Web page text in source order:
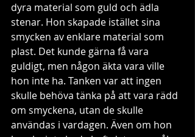
dyra material som guld och ädla
stenar. Hon skapade istället sina
smycken av enklare material som
plast. Det kunde gärna få vara
guldigt, men någon äkta vara ville
hon inte ha. Tanken var att ingen
skulle behöva tänka på att vara rädd
om smyckena, utan de skulle
användas i vardagen. Även om hon